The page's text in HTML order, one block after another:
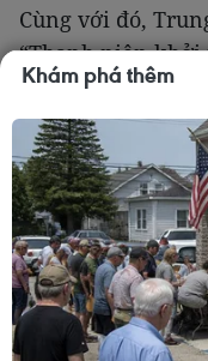
Cùng với đó,
“Thanh niên khởi
nhằm kiến tạo
để các lực lượng
nhau ra sức sáng
đưa Việt Nam
nghiệp. Các địa
các quyết định,
động nhằm hỗ
trợ các doanh
riêng.
Khám phá thêm